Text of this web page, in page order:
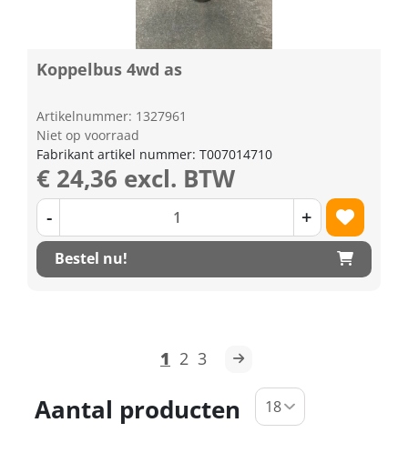
Koppelbus 4wd as
Artikelnummer: 1327961
Niet op voorraad
Fabrikant artikel nummer: T007014710
€ 24,36 excl. BTW
- +
Bestel nu!
1 2 3
Aantal producten